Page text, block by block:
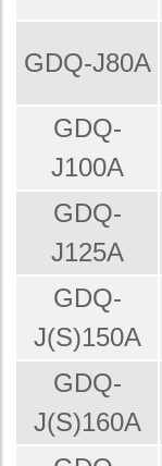
GDQ-J80A
GDQ-
J100A
GDQ-
J125A
GDQ-
J(S)150A
GDQ-
J(S)160A